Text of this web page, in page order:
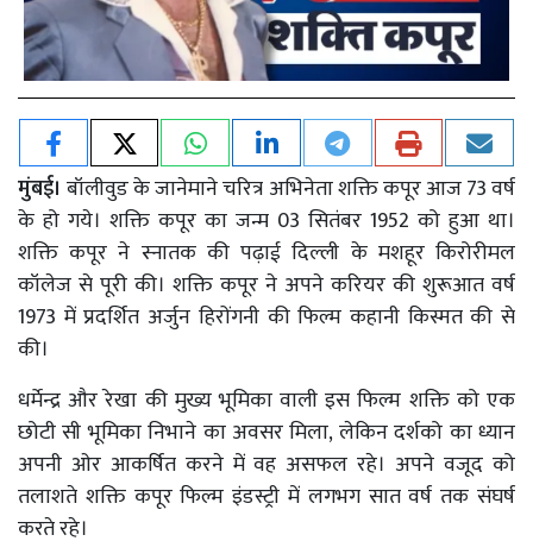
मुंबई।बॉलीवुड के जानेमाने चरित्र अभिनेता शक्ति कपूर आज 73 वर्ष
के हो गये। शक्ति कपूर का जन्म 03 सितंबर 1952 को हुआ था।
शक्ति कपूर ने स्नातक की पढ़ाई दिल्ली के मशहूर किरोरीमल
कॉलेज से पूरी की। शक्ति कपूर ने अपने करियर की शुरूआत वर्ष
1973 में प्रदर्शित अर्जुन हिरोंगनी की फिल्म कहानी किस्मत की से
की।
धर्मेन्द्र और रेखा की मुख्य भूमिका वाली इस फिल्म शक्ति को एक
छोटी सी भूमिका निभाने का अवसर मिला, लेकिन दर्शको का ध्यान
अपनी ओर आकर्षित करने में वह असफल रहे। अपने वजूद को
तलाशते शक्ति कपूर फिल्म इंडस्ट्री में लगभग सात वर्ष तक संघर्ष
करते रहे।